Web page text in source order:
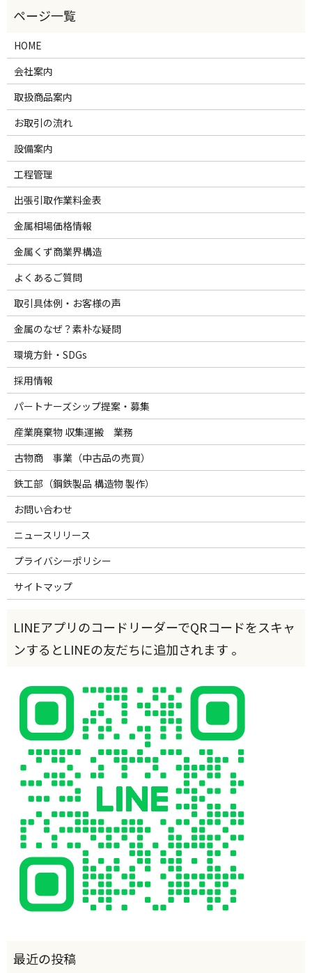
HOME
会社案内
取扱商品案内
お取引の流れ
設備案内
工程管理
出張引取作業料金表
金属相場価格情報
金属くず商業界構造
よくあるご質問
取引具体例・お客様の声
金属のなぜ？素朴な疑問
環境方針・SDGs
採用情報
パートナーズシップ提案・募集
産業廃棄物 収集運搬 業務
古物商 事業（中古品の売買）
鉄工部（鋼鉄製品 構造物 製作）
お問い合わせ
ニュースリリース
プライバシーポリシー
サイトマップ